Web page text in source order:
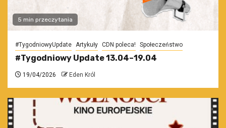
5 min przeczytania
#TygodniowyUpdate Artykuły CDN poleca! Społeczeństwo
#Tygodniowy Update 13.04–19.04
19/04/2026 Eden Król